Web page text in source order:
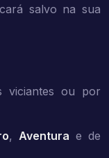
salvo na sua
viciantes ou por
, Aventura e de